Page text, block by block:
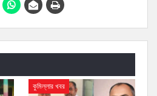
কুমিল্লার খবর